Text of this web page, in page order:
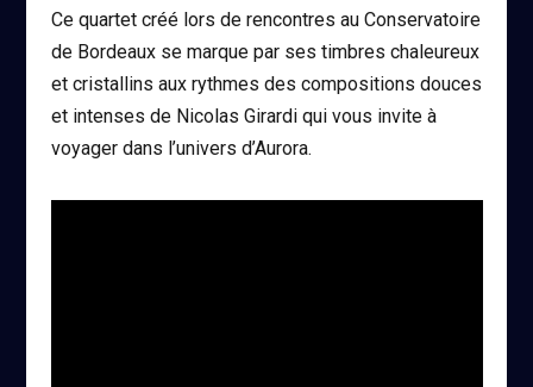
Ce quartet créé lors de rencontres au Conservatoire
de Bordeaux se marque par ses timbres chaleureux
et cristallins aux rythmes des compositions douces
et intenses de Nicolas Girardi qui vous invite à
voyager dans l’univers d’Aurora.